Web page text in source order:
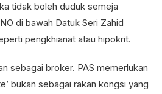
tidak boleh duduk semeja
di bawah Datuk Seri Zahid
pengkhianat atau hipokrit.
sebagai broker. PAS memerlukan
bukan sebagai rakan kongsi yang